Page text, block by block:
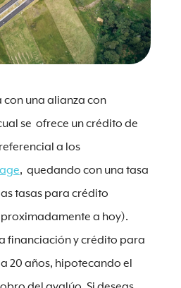
con una alianza con
se ofrece un crédito de
a los
, quedando con una tasa
tasas para crédito
a hoy).
financiación y crédito para
20 años, hipotecando el